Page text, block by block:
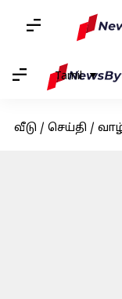
Tamil
வீடு / செய்தி /